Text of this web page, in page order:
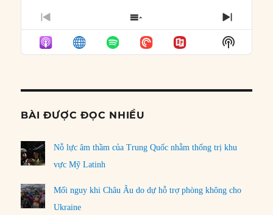
PREVIOUS
EPISODE
SHOW
EPISODES
LIST
NEXT
Show
Podcast
BÀI ĐƯỢC ĐỌC NHIỀU
Nỗ lực âm thầm của Trung Quốc nhằm thống trị khu
vực Mỹ Latinh
Mối nguy khi Châu Âu do dự hỗ trợ phòng không cho
Ukraine